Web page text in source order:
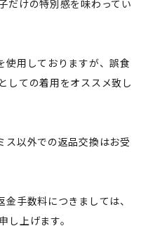
だけの特別感を味わってい
使用しておりますが、誤食
しての着用をオススメ致し
ス以外での返品交換はお受
金手数料につきましては、
し上げます。